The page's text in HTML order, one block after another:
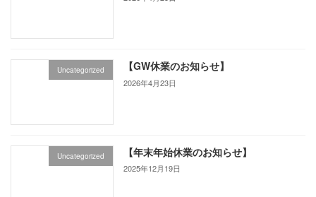
Uncategorized 【GW休業のお知らせ】
2026年4月23日
Uncategorized 【年末年始休業のお知らせ】
2025年12月19日